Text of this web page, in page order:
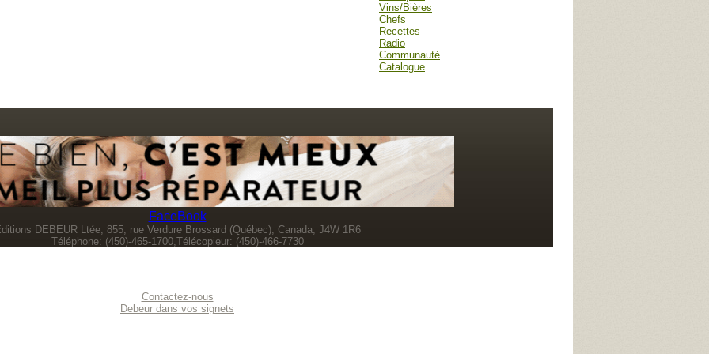
Vins/Bières
Chefs
Recettes
Radio
Communauté
Catalogue
FaceBook
DEBEUR Ltée, 855, rue Verdure Brossard (Québec), Canada, J4W 1R6
Téléphone: (450)-465-1700,Télécopieur: (450)-466-7730
Contactez-nous
Debeur dans vos signets